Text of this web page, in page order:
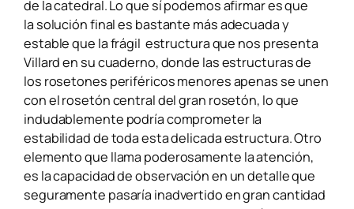
de la catedral. Lo que sí podemos afirmar es que
la solución final es bastante más adecuada y
estable que la frágil estructura que nos presenta
Villard en su cuaderno, donde las estructuras de
los rosetones periféricos menores apenas se unen
con el rosetón central del gran rosetón, lo que
indudablemente podría comprometer la
estabilidad de toda esta delicada estructura. Otro
elemento que llama poderosamente la atención,
es la capacidad de observación en un detalle que
seguramente pasaría inadvertido en gran cantidad